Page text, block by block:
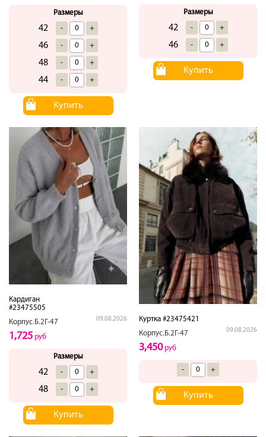
Размеры
42 - +
46 - +
48 - +
44 - +
Купить
Размеры
42 - +
46 - +
Купить
Кардиган
#23475505
Корпус.Б.2Г-47
09.08.2026
1,725 руб
Размеры
42 - +
48 - +
Купить
Куртка #23475421
Корпус.Б.2Г-47
09.08.2026
3,450руб
- +
Купить